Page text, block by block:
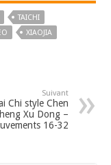
TAICHI
XIAOJIA
Suivant
Chi style Chen
Xu Dong –
16-32